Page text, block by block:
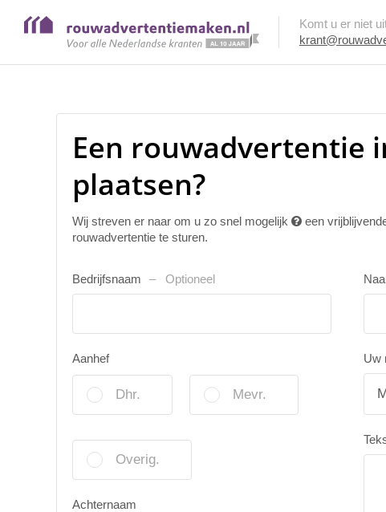
Komt u er niet
Een rouwadvertentie
plaatsen?
Wij streven er naar om u zo snel mogelijk
een
rouwadvertentie te sturen.
Bedrijfsnaam Optioneel
Aanhef
Dhr. Mevr.
Overig.
Achternaam
Uw